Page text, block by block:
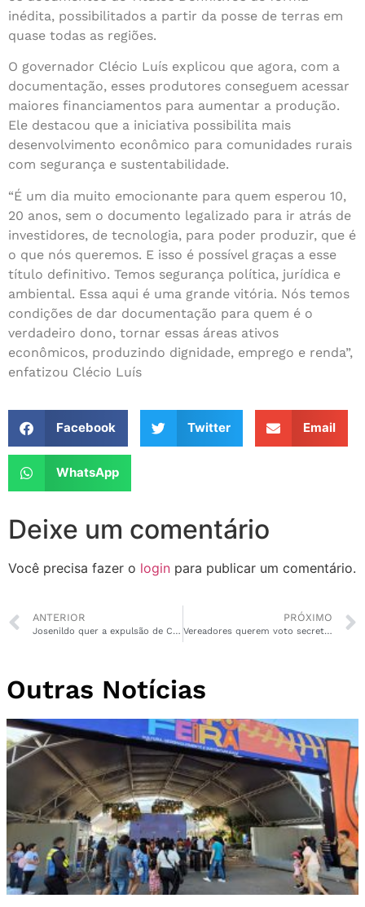
inédita, possibilitados a partir da posse de terras em
quase todas as regiões.
O governador Clécio Luís explicou que agora, com a
documentação, esses produtores conseguem acessar
maiores financiamentos para aumentar a produção.
Ele destacou que a iniciativa possibilita mais
desenvolvimento econômico para comunidades rurais
com segurança e sustentabilidade.
“É um dia muito emocionante para quem esperou 10,
20 anos, sem o documento legalizado para ir atrás de
investidores, de tecnologia, para poder produzir, que é
o que nós queremos. E isso é possível graças a esse
título definitivo. Temos segurança política, jurídica e
ambiental. Essa aqui é uma grande vitória. Nós temos
condições de dar documentação para quem é o
verdadeiro dono, tornar essas áreas ativos
econômicos, produzindo dignidade, emprego e renda”,
enfatizou Clécio Luís
Facebook Twitter Email
WhatsApp
Deixe um comentário
Você precisa fazer o login para publicar um comentário.
ANTERIOR
Josenildo quer a expulsão de Ciro Gomes do PDT
PRÓXIMO
Vereadores querem voto secreto na eleição da mesa diretora em Macapá
Outras Notícias